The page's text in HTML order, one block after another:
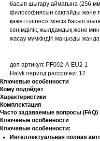
басып шығару аймағына (256
философиясын сақтайды және
қажеттілігінсіз мінсіз басып
сенімділік, жылдамдық және
жасау мүмкіндігі маңызды
доп артикул: PF002-A-EU2-1
Halyk период рассрочки: 12
Ключевые особенности
Кому подойдет
Характеристики
Комплектация
Часто задаваемые вопросы (FAQ)
Ключевые особенности
Ключевые особенности:
Интеллектуальная полная